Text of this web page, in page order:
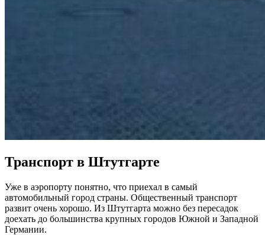
Транспорт в Штутгарте
Уже в аэропорту понятно, что приехал в самый
автомобильный город страны. Общественный транспорт
развит очень хорошо. Из Штутгарта можно без пересадок
доехать до большинства крупных городов Южной и Западной
Германии.